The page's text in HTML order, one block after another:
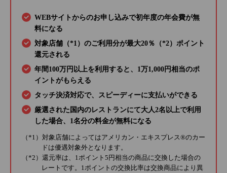
WEBサイトからのお申し込みで初年度の年会費が無
料になる
対象店舗（*1）のご利用分が最大20％（*2）ポイント
還元される
年間100万円以上を利用すると、1万1,000円相当のポ
イントがもらえる
タッチ決済対応で、スピーディーに支払いができる
厳選された国内のレストランにて大人2名以上で利用
した場合、1名分の料金が無料になる
（*1）対象店舗によってはアメリカン・エキスプレス®のカー
ドは優遇対象外となります。
（*2）還元率は、1ポイント5円相当の商品に交換した場合の
レートです。1ポイントの交換比率は交換商品により異